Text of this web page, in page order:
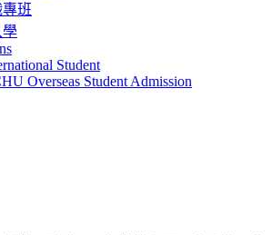
班
學
Student
Overseas Student Admission